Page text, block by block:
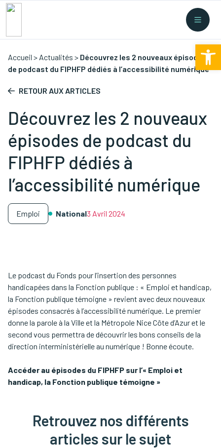
Collectes Nouvelles législations/
Accueil > Actualités > Découvrez les 2 nouveaux épisodes
de podcast du FIPHFP dédiés à l’accessibilité numérique
RETOUR AUX ARTICLES
Découvrez les 2 nouveaux
épisodes de podcast du
FIPHFP dédiés à
l’accessibilité numérique
Emploi National3 Avril 2024
Le podcast du Fonds pour l’insertion des personnes
handicapées dans la Fonction publique : « Emploi et handicap,
la Fonction publique témoigne » revient avec deux nouveaux
épisodes consacrés à l’accessibilité numérique. Le premier
donne la parole à la Ville et la Métropole Nice Côte d’Azur et le
second vous permettra de découvrir les bons conseils de la
direction interministérielle au numérique ! Bonne écoute.
Accéder au épisodes du FIPHFP sur l’« Emploi et
handicap, la Fonction publique témoigne »
Retrouvez nos différents
articles sur le sujet